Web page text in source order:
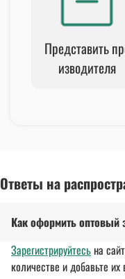
Представить
изводителя
Ответы на
Как оформить оптовый
Зарегистрируйтесьна
количестве и добавьте их